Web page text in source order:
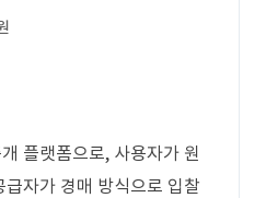
플랫폼으로, 사용자가 원
자가 경매 방식으로 입찰